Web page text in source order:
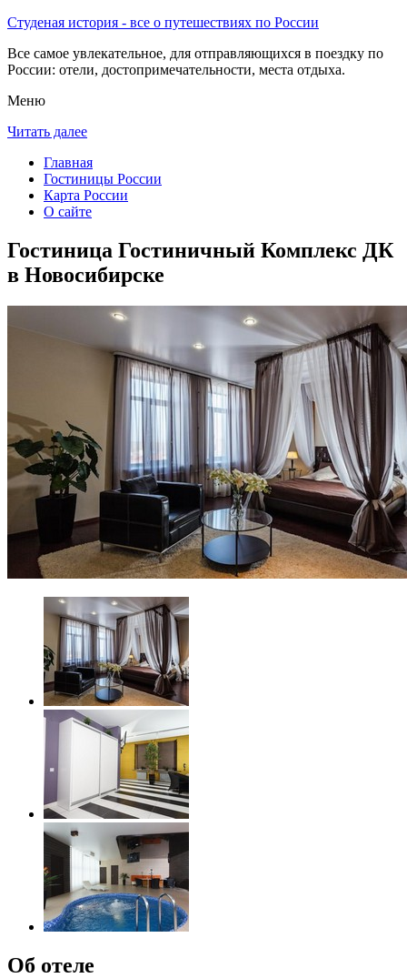
Студеная история - все о путешествиях по России
Все самое увлекательное, для отправляющихся в поездку по
России: отели, достопримечательности, места отдыха.
Меню
Читать далее
Главная
Гостиницы России
Карта России
О сайте
Гостиница Гостиничный Комплекс ДК
в Новосибирске
Об отеле